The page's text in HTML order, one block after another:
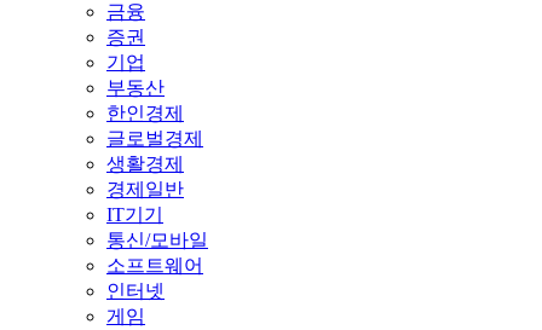
금융
증권
기업
부동산
한인경제
글로벌경제
생활경제
경제일반
IT기기
통신/모바일
소프트웨어
인터넷
게임